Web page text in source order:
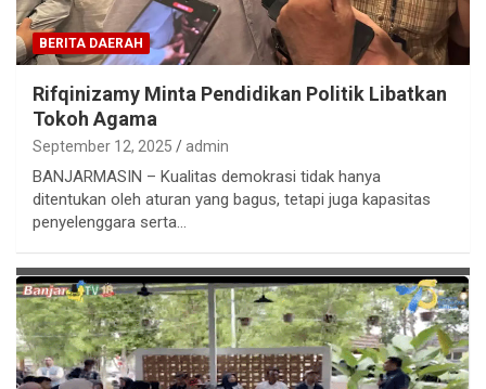
BERITA DAERAH
Rifqinizamy Minta Pendidikan Politik Libatkan
Tokoh Agama
September 12, 2025 admin
BANJARMASIN – Kualitas demokrasi tidak hanya
ditentukan oleh aturan yang bagus, tetapi juga kapasitas
penyelenggara serta…